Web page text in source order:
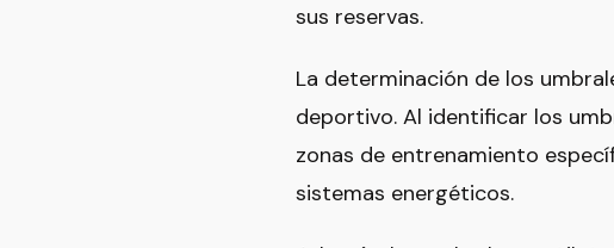
sus reservas.
La determinación de los
deportivo. Al identificar los
zonas de entrenamiento
sistemas energéticos.